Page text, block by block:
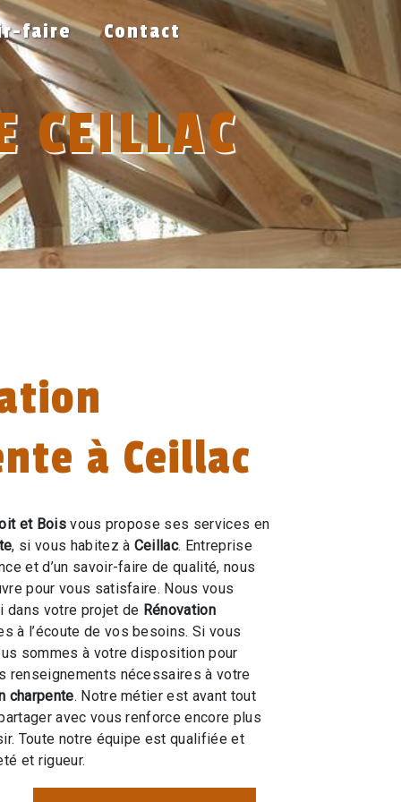
faire Contact
CEILLAC
à Ceillac
et Boisvous propose ses services en
, si vous habitez à Ceillac. Entreprise
et d’un savoir-faire de qualité, nous
pour vous satisfaire. Nous vous
dans votre projet de Rénovation
à l’écoute de vos besoins. Si vous
sommes à votre disposition pour
renseignements nécessaires à votre
charpente. Notre métier est avant tout
avec vous renforce encore plus
Toute notre équipe est qualifiée et
et rigueur.